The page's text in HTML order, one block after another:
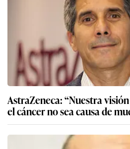
AstraZeneca: “Nuestra
el cáncer no sea causa de